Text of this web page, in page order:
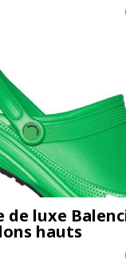
de luxe
hauts